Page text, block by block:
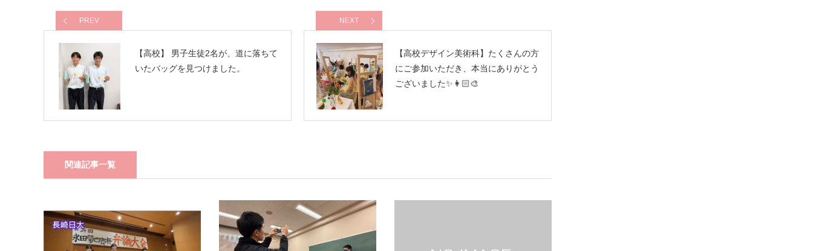
PREV
【高校】 男子生徒2名が、道に落ちて
いたバッグを見つけました。
NEXT
【高校デザイン美術科】たくさんの方
にご参加いただき、本当にありがとう
ございました✨👩🏻‍🎨
関連記事一覧